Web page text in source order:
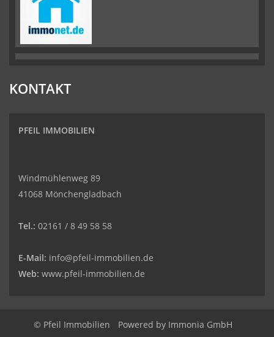
KONTAKT
PFEIL IMMOBILIEN
Windmühlenweg 89
41068 Mönchengladbach
Tel.: 02161 / 8 49 58 58
E-Mail: info@pfeil-immobilien.de
Web: www.pfeil-immobilien.de
© Pfeil Immobilien Powered by Immonia GmbH